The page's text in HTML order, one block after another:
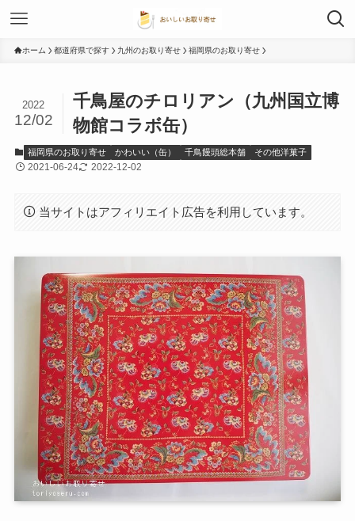
ホーム 都道府県で探す 九州のお取り寄せ 福岡県のお取り寄せ
千鳥屋のチロリアン（九州国立博
物館コラボ缶）
2022
12/02
福岡県のお取り寄せ かわいい（缶） 千鳥饅頭総本舗 その他洋菓子
2021-06-24 2022-12-02
当サイトはアフィリエイト広告を利用しています。